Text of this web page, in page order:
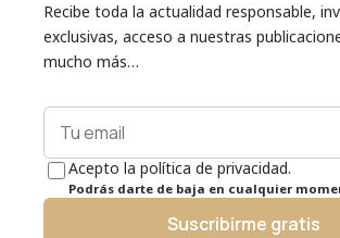
Recibe toda la actualidad responsable,
exclusivas, acceso a nuestras
mucho más…
Acepto la política de privacidad.
Podrás darte de baja en cualquier
Suscribirme gratis